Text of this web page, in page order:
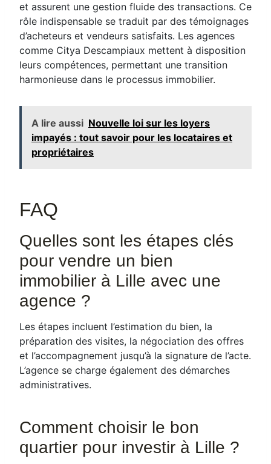
et assurent une gestion fluide des transactions. Ce
rôle indispensable se traduit par des témoignages
d’acheteurs et vendeurs satisfaits. Les agences
comme Citya Descampiaux mettent à disposition
leurs compétences, permettant une transition
harmonieuse dans le processus immobilier.
A lire aussi Nouvelle loi sur les loyers
impayés : tout savoir pour les locataires et
propriétaires
FAQ
Quelles sont les étapes clés
pour vendre un bien
immobilier à Lille avec une
agence ?
Les étapes incluent l’estimation du bien, la
préparation des visites, la négociation des offres
et l’accompagnement jusqu’à la signature de l’acte.
L’agence se charge également des démarches
administratives.
Comment choisir le bon
quartier pour investir à Lille ?